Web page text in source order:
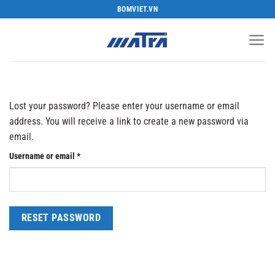
qua
BOMVIET.VN
Lost your password? Please enter your username or email
address. You will receive a link to create a new password via
email.
Username or email *Required
RESET PASSWORD